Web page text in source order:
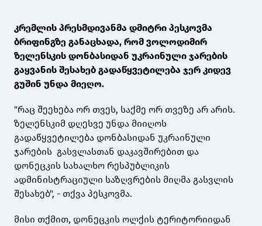
კრემლის პრესმდივანმა დმიტრი პესკოვმა
ბრიფინგზე განაცხადა, რომ ვოლოდიმირ
ზელენსკის დონბასიდან უკრაინული ჯარების
გაყვანის შესახებ გადაწყვეტილება ჯერ კიდევ
გუშინ უნდა მიეღო.
"რაც შეეხება ორ თვეს, საქმე ორ თვეზე არ არის.
ზელენსკიმ დღესვე უნდა მიიღოს
გადაწყვეტილება დონბასიდან უკრაინული
ჯარების გასვლასთან დაკავშირებით და
დონეცკის სახალხო რესპუბლიკის
ადმინისტრაციული საზღვრების მიღმა გასვლის
შესახებ", - თქვა პესკოვმა.
მისი თქმით, დონეცკის ოლქის ტერიტორიიდან